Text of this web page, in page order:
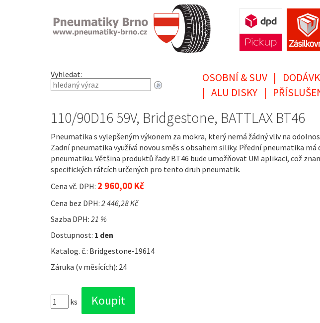
Vyhledat: OSOBNÍ & SUV |
| ALU DISKY |
110/90D16 59V, Bridgestone, BATTLAX BT46
Pneumatika s vylepšeným výkonem za mokra, který nemá žádný vliv na
Zadní pneumatika využívá novou směs s obsahem siliky. Přední pneumatika
pneumatiku. Většina produktů řady BT46 bude umožňovat UM aplikaci, což
specifických ráfcích určených pro tento druh pneumatik.
Cena vč. DPH: 2 960,00 Kč
Cena bez DPH: 2 446,28 Kč
Sazba DPH: 21 %
Dostupnost: 1 den
Katalog. č.: Bridgestone-19614
Záruka (v měsících): 24
ks